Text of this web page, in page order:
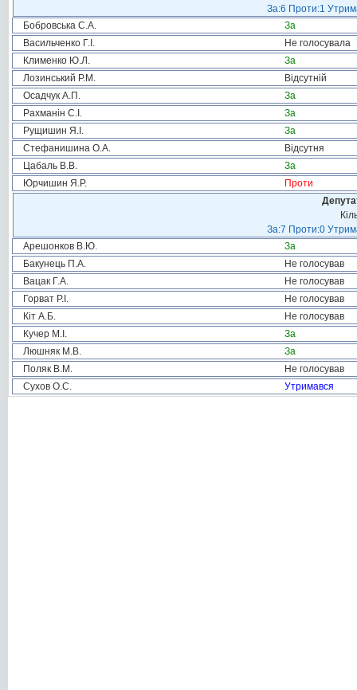
За:6 Проти:1
Бобровська С.А.
За
Васильченко Г.І.
Не голосувала
Клименко Ю.Л.
За
Лозинський Р.М.
Відсутній
Осадчук А.П.
За
Рахманін С.І.
За
Рущишин Я.І.
За
Стефанишина О.А.
Відсутня
Цабаль В.В.
За
Юрчишин Я.Р.
Проти
За:7 Проти:0
Арешонков В.Ю.
За
Бакунець П.А.
Не голосував
Вацак Г.А.
Не голосував
Горват Р.І.
Не голосував
Кіт А.Б.
Не голосував
Кучер М.І.
За
Люшняк М.В.
За
Поляк В.М.
Не голосував
Сухов О.С.
Утримався